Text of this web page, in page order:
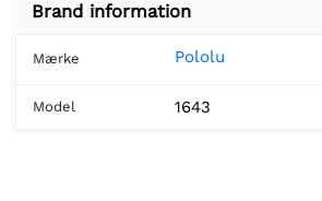
Brand information
Mærke Pololu
Model 1643